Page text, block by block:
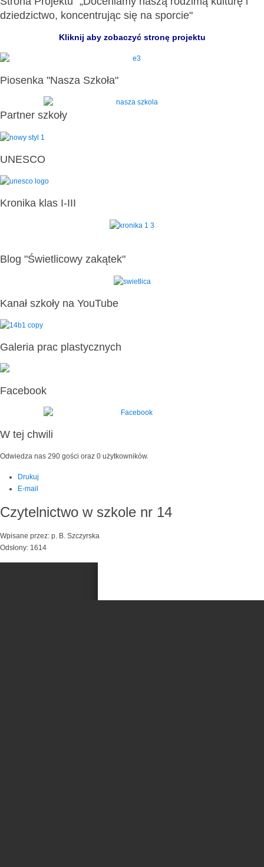
dziedzictwo, koncentrując się na sporcie"
Kliknij aby zobaczyć stronę projektu
Piosenka "Nasza Szkoła"
Partner szkoły
UNESCO
Kronika klas I-III
Blog "Świetlicowy zakątek"
Kanał szkoły na YouTube
Galeria prac plastycznych
Facebook
W tej chwili
Odwiedza nas 290 gości oraz 0 użytkowników.
Drukuj
E-mail
Czytelnictwo w szkole nr 14
Wpisane przez: p. B. Szczyrska
Odsłony: 1614